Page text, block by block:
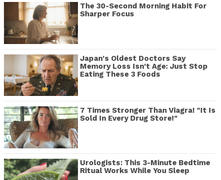
The 30-Second Morning Habit For
Sharper Focus
Japan's Oldest Doctors Say
Memory Loss Isn't Age: Just Stop
Eating These 3 Foods
7 Times Stronger Than Viagra! "It Is
Sold In Every Drug Store!"
Urologists: This 3-Minute Bedtime
Ritual Works While You Sleep